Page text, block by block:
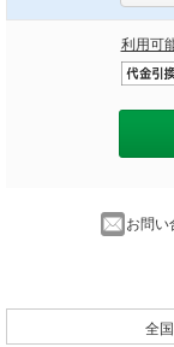
利用可
お問い
全国